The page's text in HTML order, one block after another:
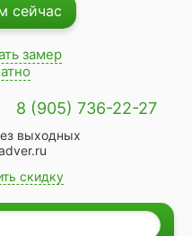
сейчас
замер
8 (905) 736-22-27
выходных
скидку